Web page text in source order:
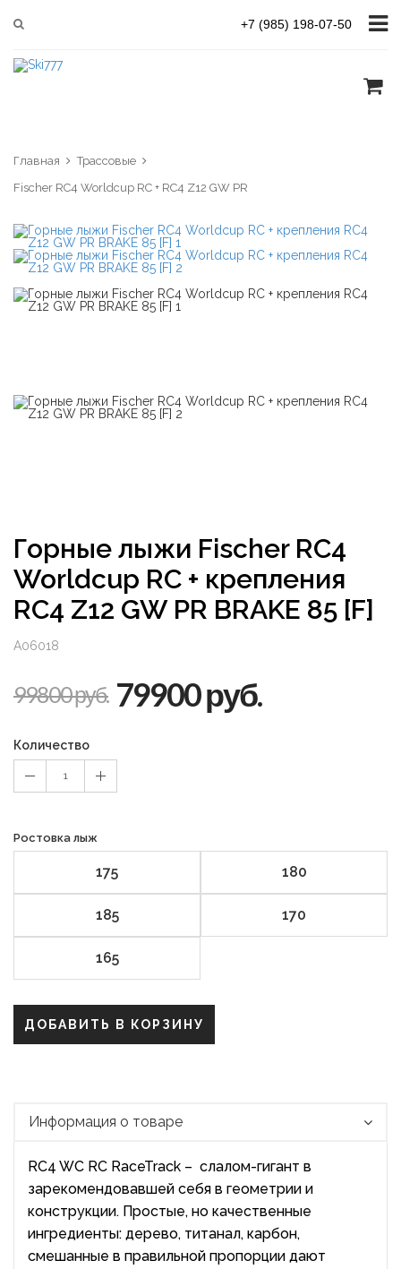
+7 (985) 198-07-50
Главная
Трассовые
Fischer RC4 Worldcup RC + RC4 Z12 GW PR
Горные лыжи Fischer RC4
Worldcup RC + крепления
RC4 Z12 GW PR BRAKE 85 [F]
A06018
99800 руб. 79900 руб.
Количество
1
Ростовка лыж
175 180
185 170
165
ДОБАВИТЬ В КОРЗИНУ
Информация о товаре
RC4 WC RC RaceTrack – слалом-гигант в
зарекомендовавшей себя в геометрии и
конструкции. Простые, но качественные
ингредиенты: дерево, титанал, карбон,
смешанные в правильной пропорции дают